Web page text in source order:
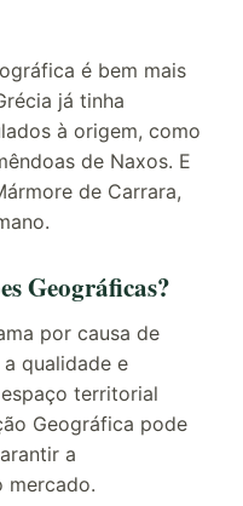
é bem mais
já tinha
à origem, como
de Naxos. E
de Carrara,
Geográficas?
por causa de
qualidade e
territorial
Geográfica pode
a
mercado.